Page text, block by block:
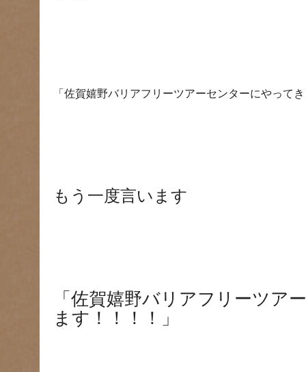
「佐賀嬉野バリアフリーツアーセンターにやって
もう一度言います
「佐賀嬉野バリアフリーツア
ます！！！！」